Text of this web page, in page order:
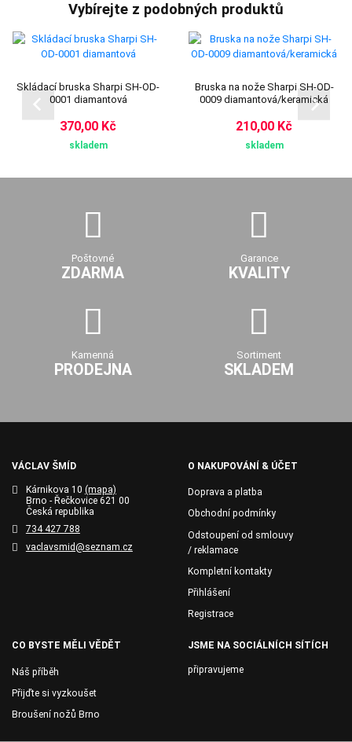
Vybírejte z podobných produktů
Skládací bruska Sharpi SH-OD-
0001 diamantová
370,00 Kč
skladem
Bruska na nože Sharpi SH-OD-
0009 diamantová/keramická
210,00 Kč
skladem
Poštovné
ZDARMA
Garance
KVALITY
Kamenná
PRODEJNA
Sortiment
SKLADEM
VÁCLAV ŠMÍD
Kárnikova 10 (mapa)
Brno - Řečkovice 621 00
Česká republika
734 427 788
vaclavsmid@seznam.cz
O NAKUPOVÁNÍ & ÚČET
Doprava a platba
Obchodní podmínky
Odstoupení od smlouvy
/ reklamace
Kompletní kontakty
Přihlášení
Registrace
CO BYSTE MĚLI VĚDĚT
Náš příběh
Přijďte si vyzkoušet
Broušení nožů Brno
JSME NA SOCIÁLNÍCH SÍTÍCH
připravujeme